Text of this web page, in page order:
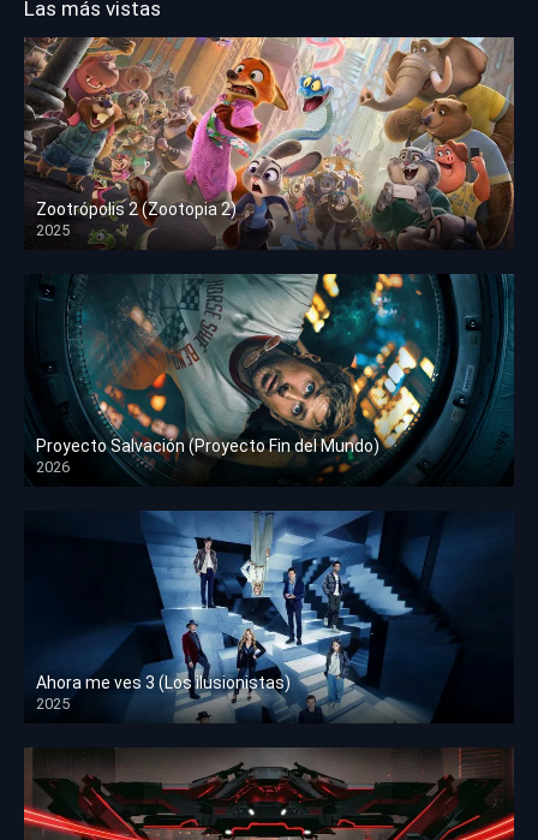
Las más vistas
Zootrópolis 2 (Zootopia 2)
2025
HD 1080p
Proyecto Salvación (Proyecto Fin del Mundo)
2026
HD 1080p
Ahora me ves 3 (Los ilusionistas)
2025
HD 1080p